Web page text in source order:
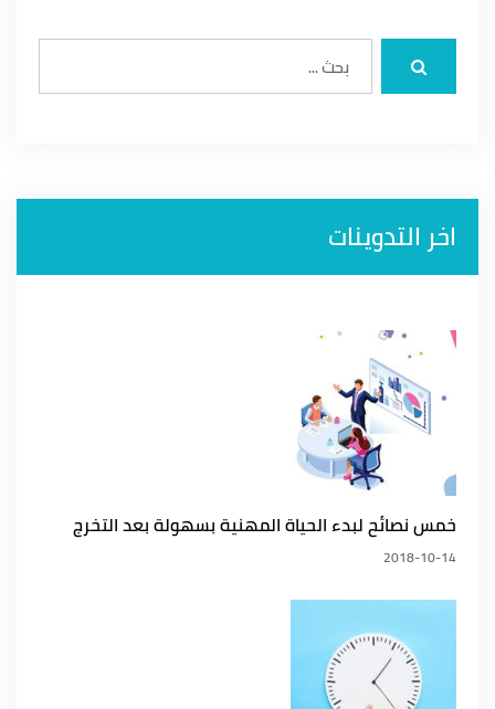
اخر التدوينات
خمس نصائح لبدء الحياة المهنية بسهولة بعد التخرج
2018-10-14